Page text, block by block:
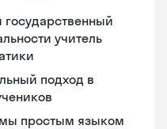
государственный
учитель
подход в
простым языком